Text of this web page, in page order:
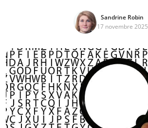
Sandrine Robin
17 novembre 2025